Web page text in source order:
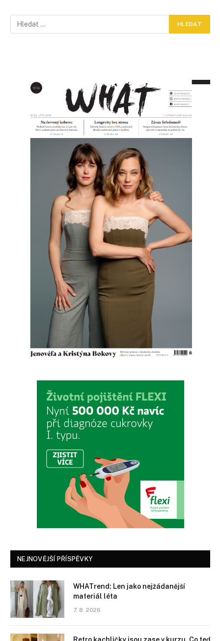
NEJNOVĚJŠÍ PŘÍSPĚVKY
WHATrend: Len jako nejžádanější
materiál léta
7. 8. 2026
Retro kachličky jsou zase v kurzu. Co teď